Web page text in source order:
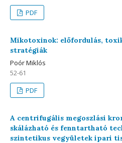
PDF
Mikotoxinok: előfordulás,
stratégiák
Poór Miklós
52-61
PDF
A centrifugális megoszlási
skálázható és fenntartható
szintetikus vegyületek ipari